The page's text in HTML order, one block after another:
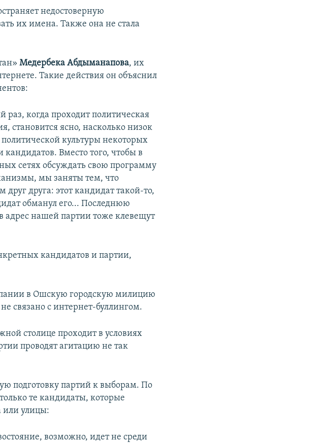
недостоверную
их имена. Также она не стала
Медербека Абдыманапова, их
Такие действия он объяснил
раз, когда проходит политическая
становится ясно, насколько низок
культуры некоторых
кандидатов. Вместо того, чтобы в
сетях обсуждать свою программу
мы заняты тем, что
друг друга: этот кандидат такой-то,
обманул его... Последнюю
адрес нашей партии тоже клевещут
кандидатов и партии,
в Ошскую городскую милицию
связано с интернет-буллингом.
столице проходит в условиях
проводят агитацию не так
подготовку партий к выборам. По
те кандидаты, которые
или улицы:
возможно, идет не среди